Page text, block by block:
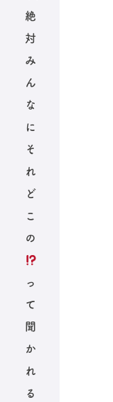
絶
対
み
ん
な
に
そ
れ
ど
こ
の
っ
て
聞
か
れ
る